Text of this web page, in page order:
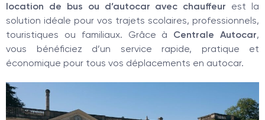
location de bus ou d’autocar avec chauffeur est la
solution idéale pour vos trajets scolaires, professionnels,
touristiques ou familiaux. Grâce à Centrale Autocar,
vous bénéficiez d’un service rapide, pratique et
économique pour tous vos déplacements en autocar.